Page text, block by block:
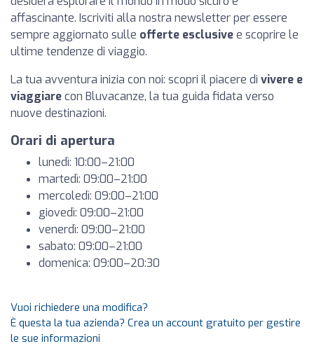
affascinante. Iscriviti alla nostra newsletter per essere
sempre aggiornato sulle offerte esclusivee scoprire le
ultime tendenze di viaggio.
La tua avventura inizia con noi: scopri il piacere di vivere e
viaggiarecon Bluvacanze, la tua guida fidata verso
nuove destinazioni.
Orari di apertura
lunedì: 10:00–21:00
martedì: 09:00–21:00
mercoledì: 09:00–21:00
giovedì: 09:00–21:00
venerdì: 09:00–21:00
sabato: 09:00–21:00
domenica: 09:00–20:30
Vuoi richiedere una modifica?
È questa la tua azienda? Crea un account gratuito per gestire
le sue informazioni